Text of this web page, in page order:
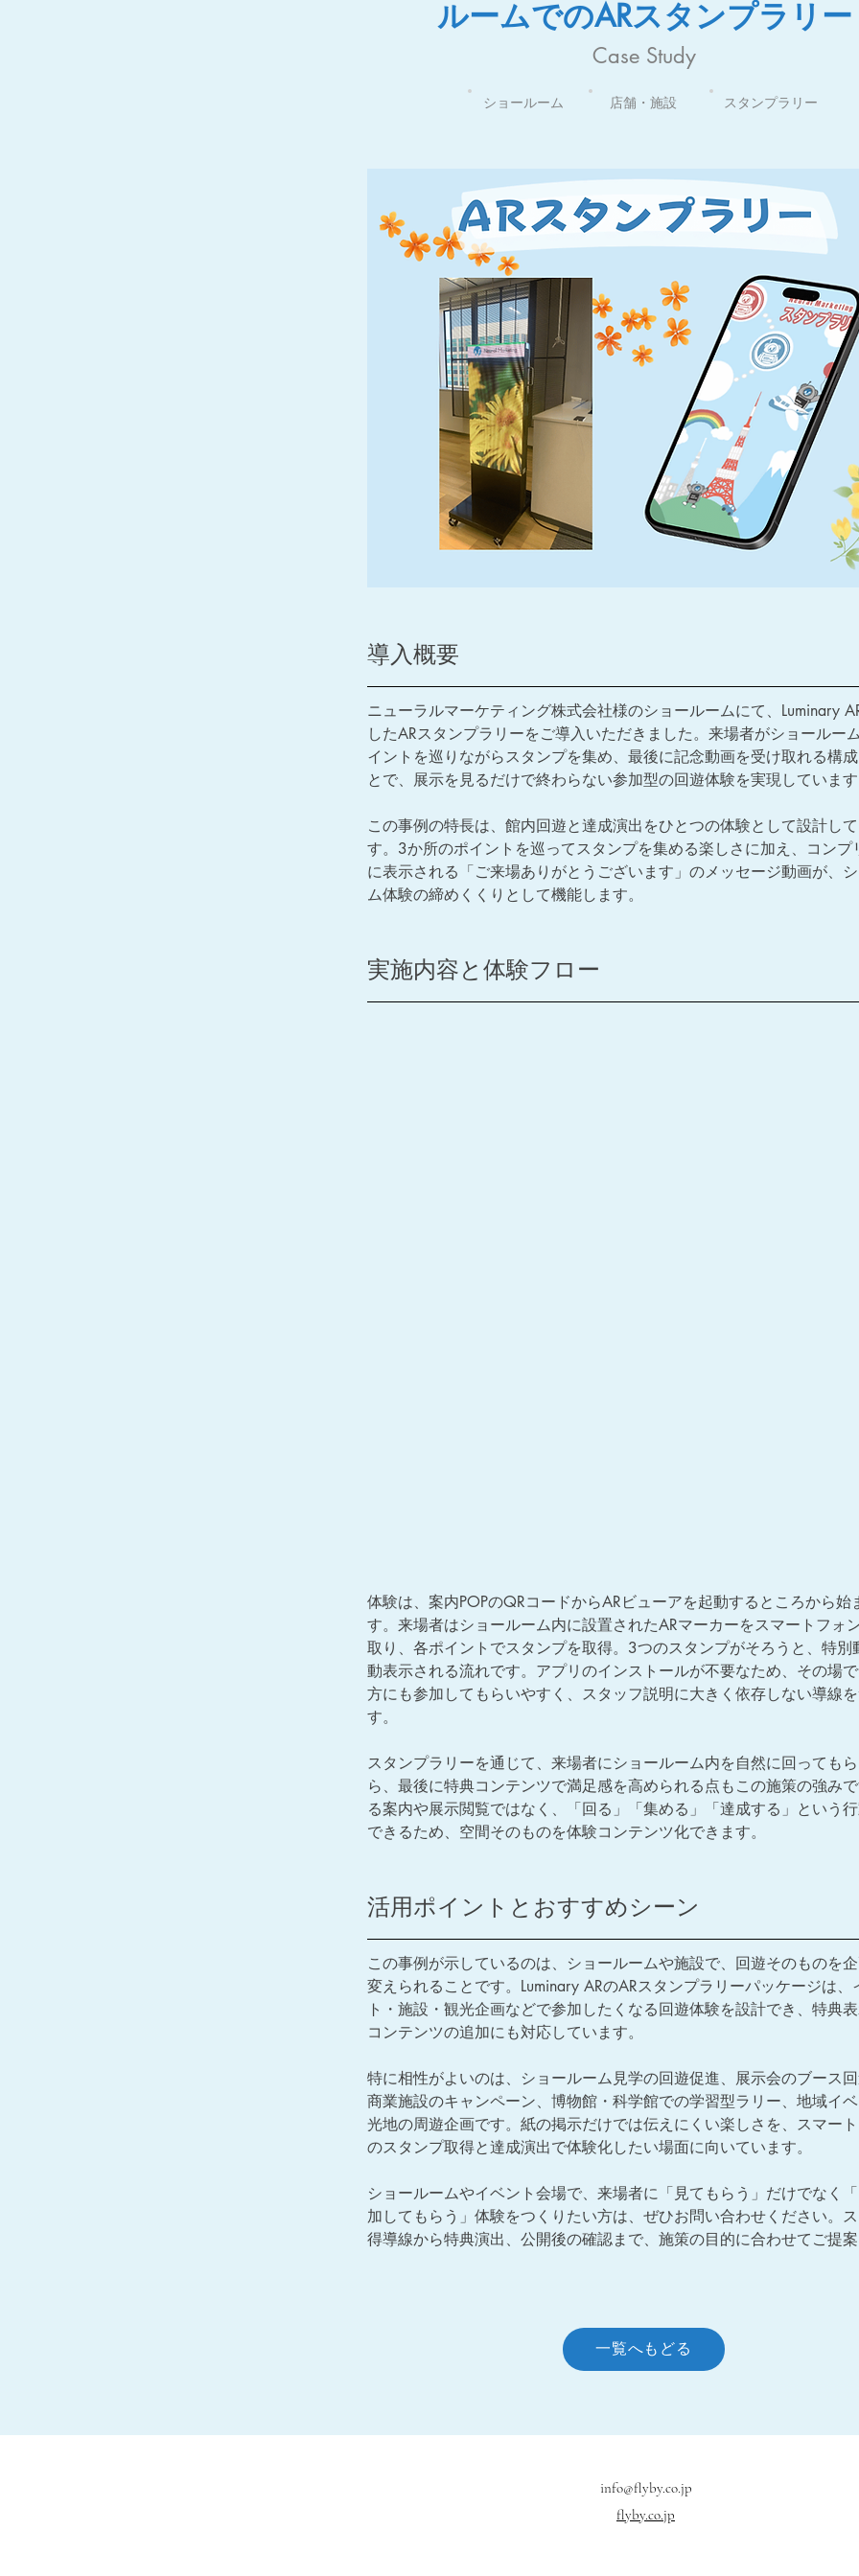
ルームでのARスタンプラリー
Case Study
ショールーム 店舗・施設 スタンプラリー
導入概要
ニューラルマーケティング株式会社様のショールームにて、Luminary
したARスタンプラリーをご導入いただきました。来場者がショールー
イントを巡りながらスタンプを集め、最後に記念動画を受け取れる構
とで、展示を見るだけで終わらない参加型の回遊体験を実現していま
この事例の特長は、館内回遊と達成演出をひとつの体験として設計し
す。3か所のポイントを巡ってスタンプを集める楽しさに加え、コンプ
に表示される「ご来場ありがとうございます」のメッセージ動画が、
ム体験の締めくくりとして機能します。
実施内容と体験フロー
体験は、案内POPのQRコードからARビューアを起動するところから始
す。来場者はショールーム内に設置されたARマーカーをスマートフォ
取り、各ポイントでスタンプを取得。3つのスタンプがそろうと、特別
動表示される流れです。アプリのインストールが不要なため、その場
方にも参加してもらいやすく、スタッフ説明に大きく依存しない導線
す。
スタンプラリーを通じて、来場者にショールーム内を自然に回っても
ら、最後に特典コンテンツで満足感を高められる点もこの施策の強み
る案内や展示閲覧ではなく、「回る」「集める」「達成する」という
できるため、空間そのものを体験コンテンツ化できます。
活用ポイントとおすすめシーン
この事例が示しているのは、ショールームや施設で、回遊そのものを
変えられることです。Luminary ARのARスタンプラリーパッケージは、
ト・施設・観光企画などで参加したくなる回遊体験を設計でき、特典
コンテンツの追加にも対応しています。
特に相性がよいのは、ショールーム見学の回遊促進、展示会のブース
商業施設のキャンペーン、博物館・科学館での学習型ラリー、地域イ
光地の周遊企画です。紙の掲示だけでは伝えにくい楽しさを、スマー
のスタンプ取得と達成演出で体験化したい場面に向いています。
ショールームやイベント会場で、来場者に「見てもらう」だけでなく
加してもらう」体験をつくりたい方は、ぜひお問い合わせください。
得導線から特典演出、公開後の確認まで、施策の目的に合わせてご提
一覧へもどる
info@flyby.co.jp
flyby.co.jp